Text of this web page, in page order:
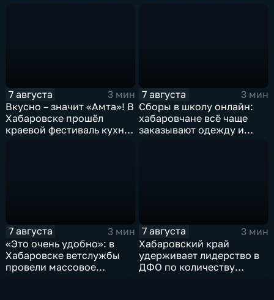
7 августа
3 мин
Вкусно – значит «Амта»! В
Хабаровске прошёл
краевой фестиваль кухни
7 августа
3 мин
Сборы в школу онлайн:
хабаровчане всё чаще
заказывают одежду и
7 августа
3 мин
«Это очень удобно»: в
Хабаровске ветслужбы
провели массовое
7 августа
3 мин
Хабаровский край
удерживает лидерство в
ДФО по количеству